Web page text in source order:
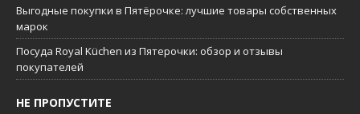
Выгодные покупки в Пятёрочке: лучшие товары собственных
марок
Посуда Royal Küchen из Пятерочки: обзор и отзывы
покупателей
НЕ ПРОПУСТИТЕ